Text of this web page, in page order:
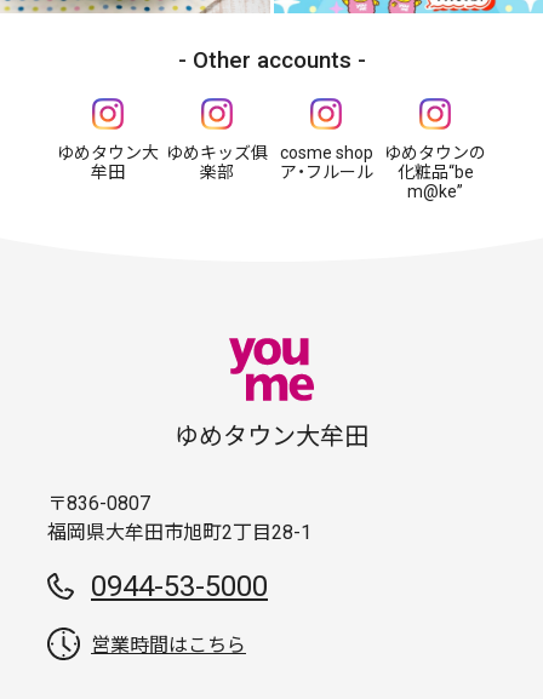
Other accounts
ゆめタウン大
牟田
ゆめキッズ俱
楽部
cosme shop
ア・フルール
ゆめタウンの
化粧品“be
m@ke”
ゆめタウン大牟田
〒836-0807
福岡県大牟田市旭町2丁目28-1
0944-53-5000
営業時間はこちら